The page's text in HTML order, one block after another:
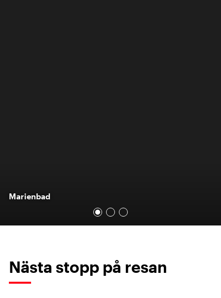
Marienbad
Nästa stopp på resan